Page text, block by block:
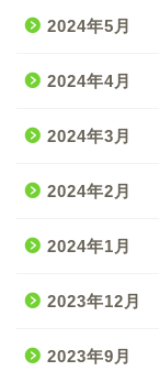
2024年5月
2024年4月
2024年3月
2024年2月
2024年1月
2023年12月
2023年9月